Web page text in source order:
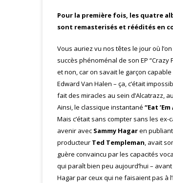
Pour la première fois, les quatre
sont remasterisés et réédités en
Vous auriez vu nos têtes le jour où
succès phénoménal de son EP
et non, car on savait le garçon
Edward Van Halen – ça, c’était
fait des miracles au sein d’Alcatrazz,
Ainsi, le classique instantané “Eat
Mais c’était sans compter sans les
avenir avec Sammy Hagaren publiant
producteur Ted Templeman, avait
guère convaincu par les capacités
qui paraît bien peu aujourd’hui –
Hagar par ceux qui ne faisaient pas à